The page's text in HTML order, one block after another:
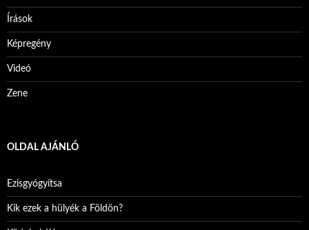
Írások
Képregény
Videó
Zene
OLDAL AJÁNLÓ
Ezisgyógyítsa
Kik ezek a hülyék a Földön?